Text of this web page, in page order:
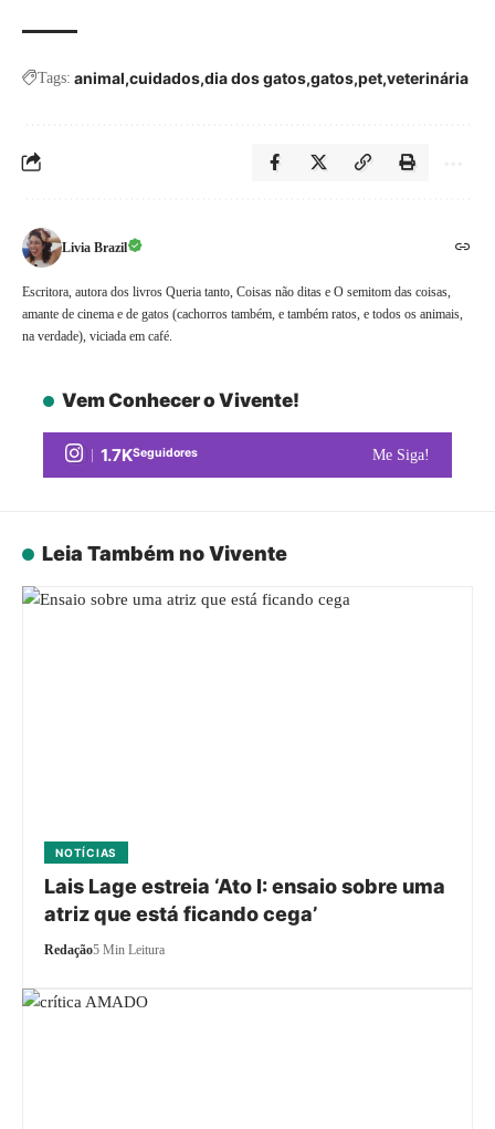
Tags: animal cuidados dia dos gatos gatos pet veterinária
Livia Brazil
Escritora, autora dos livros Queria tanto, Coisas não ditas e O semitom das coisas,
amante de cinema e de gatos (cachorros também, e também ratos, e todos os animais,
na verdade), viciada em café.
Vem Conhecer o Vivente!
1.7KSeguidores Me Siga!
Leia Também no Vivente
NOTÍCIAS
Lais Lage estreia ‘Ato I: ensaio sobre uma
atriz que está ficando cega’
Redação5 Min Leitura